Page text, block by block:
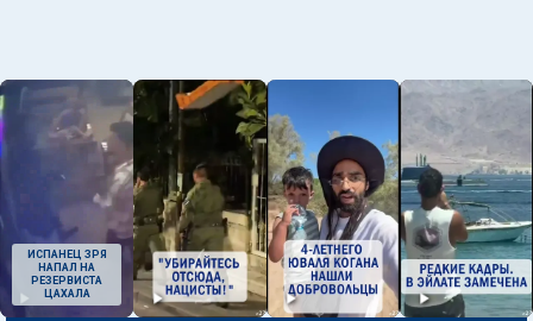
ИСПАНЕЦ ЗРЯ
НАПАЛ НА
РЕЗЕРВИСТА
ЦАХАЛА